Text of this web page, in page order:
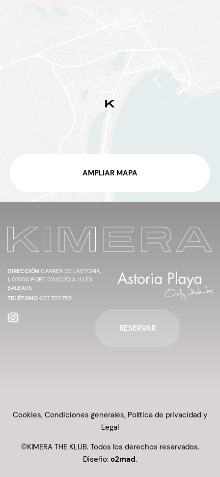
AMPLIAR MAPA
DIRECCIÓN CARRER DE L'ASTORIA,
1, 07400 PORT D'ALCÚDIA, ILLES
BALEARS
TELÉFONO637 727 755
RESERVAR
Cookies, Condiciones generales, Política de privacidad y
Legal
©KIMERA THE KLUB. Todos los derechos reservados.
Diseño: o2mad.